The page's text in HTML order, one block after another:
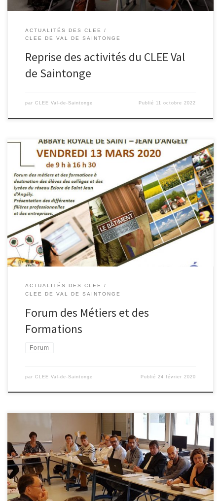
ACTUALITÉS DES CLEE
CLEE DE VAL DE SAINTONGE
Reprise des activités du CLEE Val
de Saintonge
par CLEE Val-de-Saintonge Publié 11 octobre 2022
Affiche du Forum des Métiers et des Formations du 13 Mars 2020 à
Saint Jean-d’Angely Télécharger
ACTUALITÉS DES CLEE
CLEE DE VAL DE SAINTONGE
Forum des Métiers et des
Formations
Forum
par CLEE Val-de-Saintonge Publié 24 février 2020
Compte-rendu de la réunion du 12 septembre 2019 au Collège G.
TEXIER de Saint-Jean d’angely. Ordre du jour : Mise en œuvre des
groupes de travail 2019-2020 La formation des enseignants Le
forum des métiers Le pôle stage 1. Mise en œuvre des axes de
travail 2019-2020 Après un tour […]